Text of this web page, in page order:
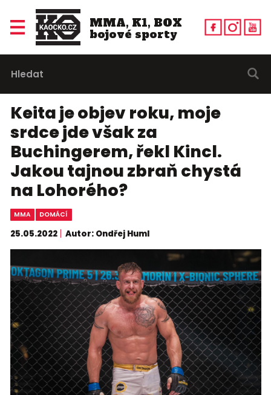
MMA, K1, BOX
bojové sporty
Keita je objev roku, moje
srdce jde však za
Buchingerem, řekl Kincl.
Jakou tajnou zbraň chystá
na Lohorého?
MMA DOMÁCÍ
25.05.2022 Autor: Ondřej Huml